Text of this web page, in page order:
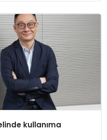
kullanıma